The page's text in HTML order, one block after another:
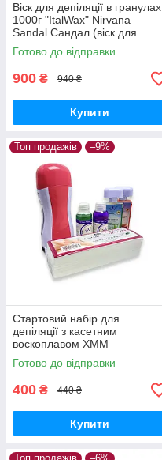
Віск для депіляції в гранулах
1000г "ItalWax" Nirvana
Sandal Сандал (віск для
воскоплаву) плівковий віск
Готово до відправки
900 ₴ 940 ₴
Купити
Топ продажів –9%
Стартовий набір для
депіляції з касетним
воскоплавом XMM
Готово до відправки
400 ₴ 440 ₴
Купити